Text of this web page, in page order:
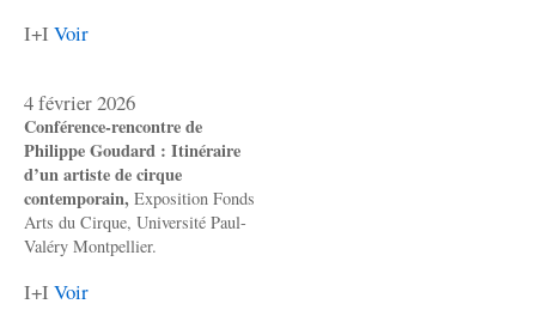
I+I Voir
4 février 2026
Conférence-rencontre de
Philippe Goudard : Itinéraire
d’un artiste de cirque
contemporain, Exposition Fonds
Arts du Cirque, Université Paul-
Valéry Montpellier.
I+I Voir